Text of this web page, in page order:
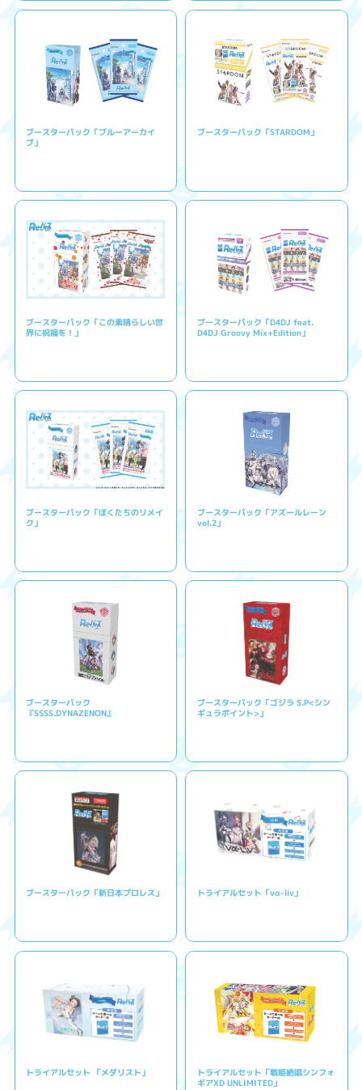
ブースターパック「ブルーアーカイ
ブ」
ブースターパック「STARDOM」
ブースターパック「この素晴らしい世
界に祝福を！」
ブースターパック「D4DJ feat.
D4DJ Groovy Mix+Edition」
ブースターパック「ぼくたちのリメイ
ク」
ブースターパック「アズールレーン
vol.2」
ブースターパック
『SSSS.DYNAZENON』
ブースターパック「ゴジラ S.P<シン
ギュラポイント>」
ブースターパック「新日本プロレス」 トライアルセット「vα-liv」
トライアルセット 「メダリスト」
トライアルセット「戦姫絶唱シンフォ
ギアXD UNLIMITED」